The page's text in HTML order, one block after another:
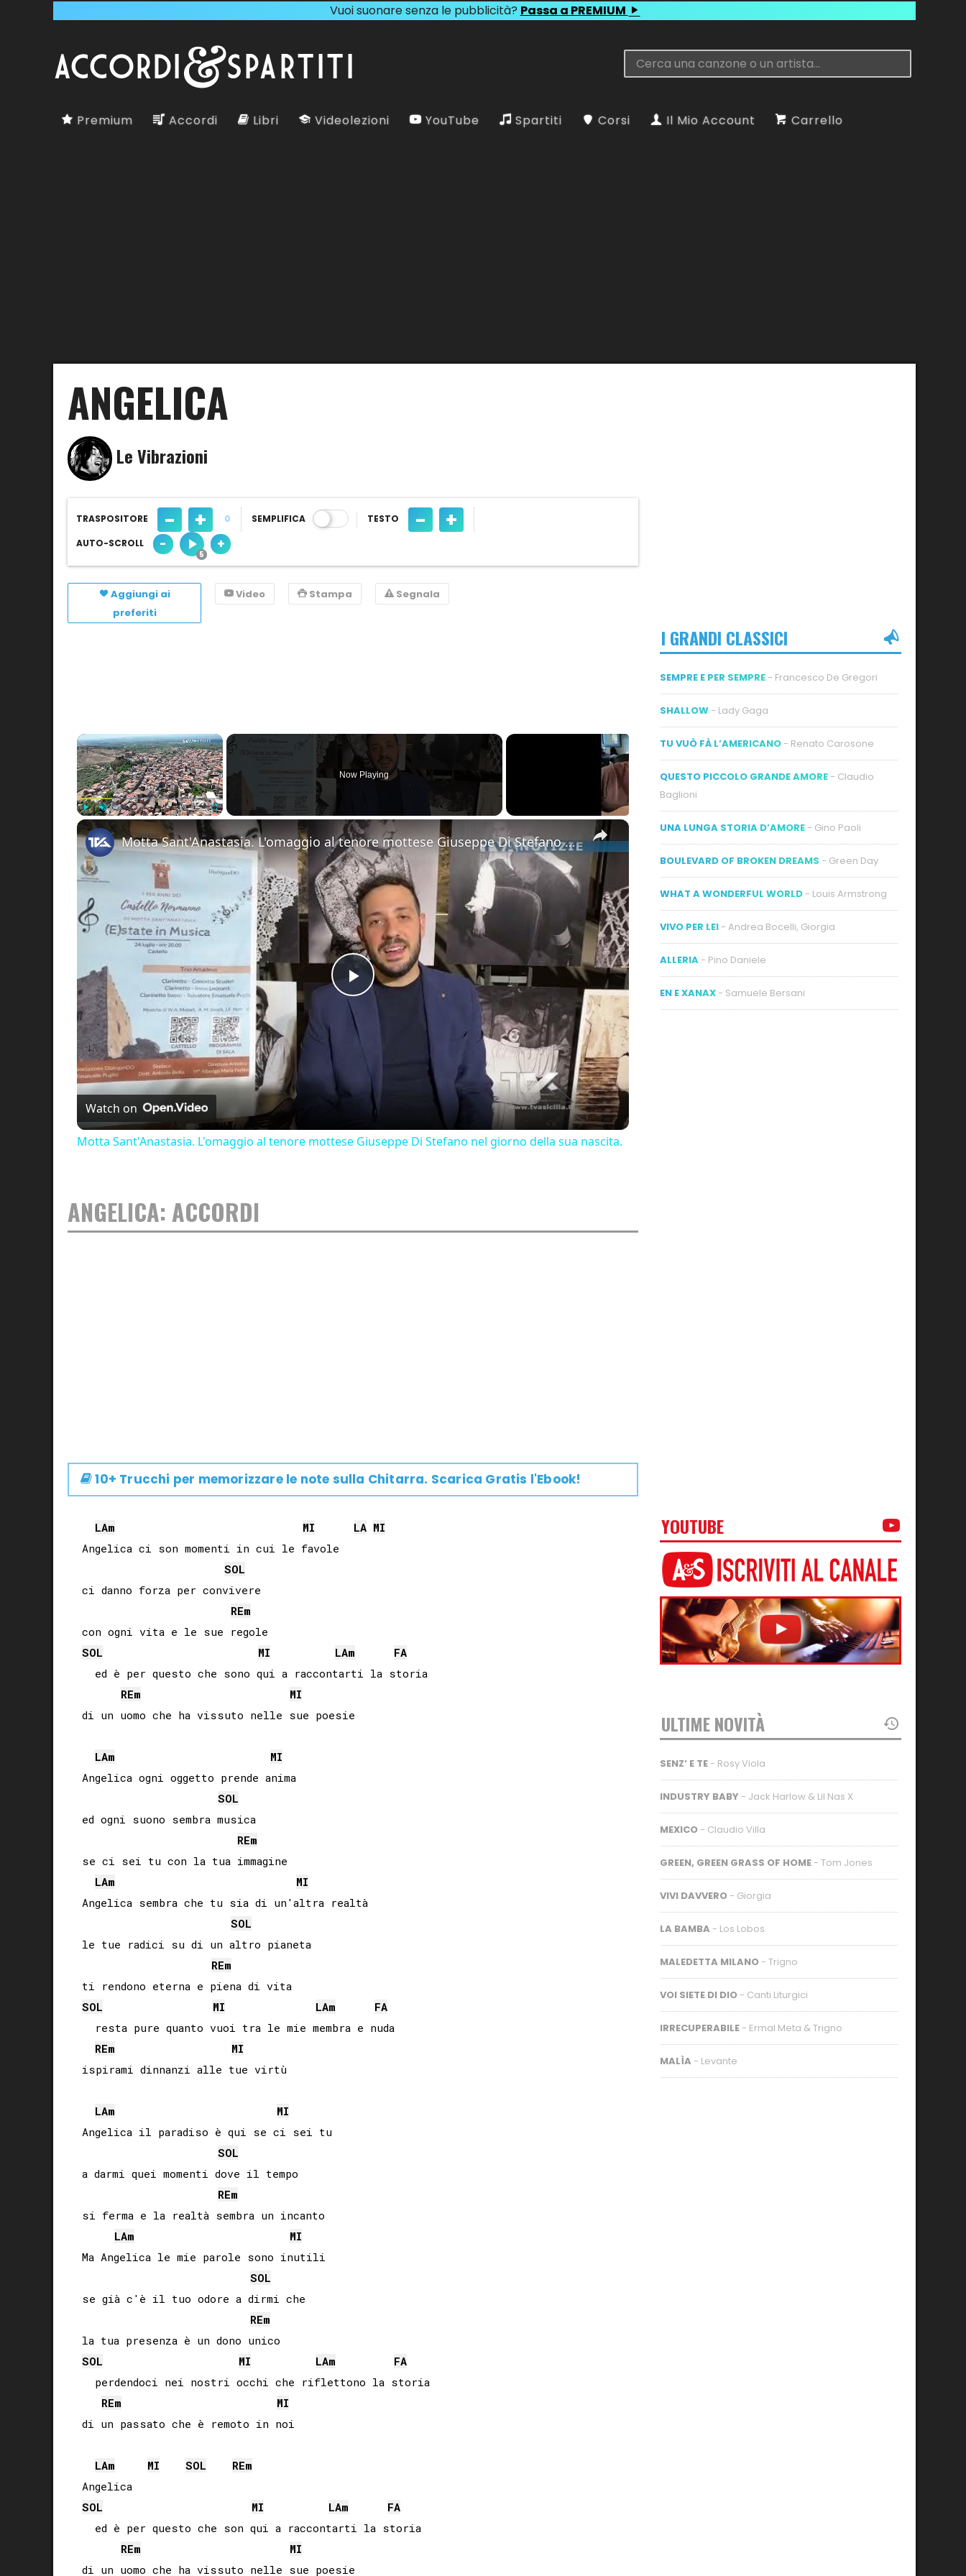
Vuoi suonare senza le pubblicità? Passa a PREMIUM
Premium Accordi Libri Videolezioni YouTube Spartiti Corsi Il Mio Account Carrello
ANGELICA
Le Vibrazioni
TRASPOSITORE - + 0 SEMPLIFICA TESTO - +
AUTO-SCROLL - +
Aggiungi ai
preferiti
Video Stampa Segnala
×
Play
Now Playing
×
Play
Video
Motta Sant'Anastasia. L'omaggio al tenore mottese Giuseppe Di Stefano nel giorno della sua nascita.
Watch on
Motta Sant'Anastasia. L'omaggio al tenore mottese Giuseppe Di Stefano nel giorno della sua nascita.
ANGELICA: ACCORDI
10+ Trucchi per memorizzare le note sulla Chitarra. Scarica Gratis l'Ebook!
LAm MI LA MI
Angelica ci son momenti in cui le favole
SOL
ci danno forza per convivere
REm
SOL
MI LAm
FA
  ed è per questo che sono qui a raccontarti la storia
REm
MI
di un uomo che ha vissuto nelle sue poesie
LAm
MI
Angelica ogni oggetto prende anima
SOL
ed ogni suono sembra musica
REm
se ci sei tu con la tua immagine
LAm
MI
Angelica sembra che tu sia di un'altra realtà
SOL
le tue radici su di un altro pianeta
REm
SOL
MI LAm
FA
  resta pure quanto vuoi tra le mie membra e nuda
REm
MI
ispirami dinnanzi alle tue virtù
LAm
MI
Angelica il paradiso è qui se ci sei tu
SOL
a darmi quei momenti dove il tempo
REm
si ferma e la realtà sembra un incanto
LAm
MI
Ma Angelica le mie parole sono inutili
SOL
se già c'è il tuo odore a dirmi che
REm
SOL
MI LAm
FA
  perdendoci nei nostri occhi che riflettono la storia
REm
MI
di un passato che è remoto in noi
LAm MI SOL REm
SOL
MI LAm
FA
  ed è per questo che son qui a raccontarti la storia
REm
MI
di un uomo che ha vissuto nelle sue poesie
I GRANDI CLASSICI
SEMPRE E PER SEMPRE - Francesco De Gregori
SHALLOW - Lady Gaga
TU VUÒ FÀ L’AMERICANO - Renato Carosone
QUESTO PICCOLO GRANDE AMORE - Claudio
Baglioni
UNA LUNGA STORIA D’AMORE - Gino Paoli
BOULEVARD OF BROKEN DREAMS - Green Day
WHAT A WONDERFUL WORLD - Louis Armstrong
VIVO PER LEI - Andrea Bocelli, Giorgia
ALLERIA - Pino Daniele
EN E XANAX - Samuele Bersani
YOUTUBE
ULTIME NOVITÀ
SENZ’ E TE - Rosy Viola
INDUSTRY BABY - Jack Harlow & Lil Nas X
MEXICO - Claudio Villa
GREEN, GREEN GRASS OF HOME - Tom Jones
VIVI DAVVERO - Giorgia
LA BAMBA - Los Lobos
MALEDETTA MILANO - Trigno
VOI SIETE DI DIO - Canti Liturgici
IRRECUPERABILE - Ermal Meta & Trigno
MALÌA - Levante